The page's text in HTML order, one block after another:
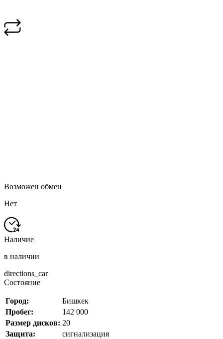
Возможен обмен
Нет
Наличие
в наличии
directions_car
Состояние
Город:
Бишкек
Пробег:
142 000
Размер дисков: 20
Защита:
сигнализация